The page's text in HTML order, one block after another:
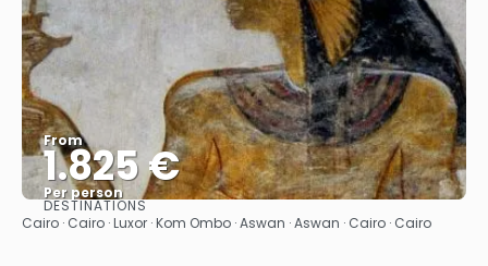
From
1.825 €
Per person
See
DESTINATIONS
Cairo · Cairo · Luxor · Kom Ombo · Aswan · Aswan · Cairo · Cairo